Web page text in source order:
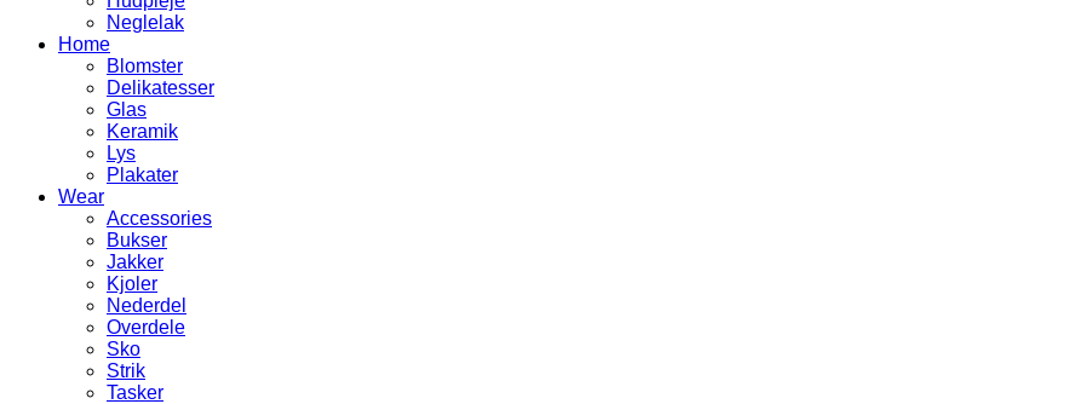
Neglelak
Home
Blomster
Delikatesser
Glas
Keramik
Lys
Plakater
Wear
Accessories
Bukser
Jakker
Kjoler
Nederdel
Overdele
Sko
Strik
Tasker